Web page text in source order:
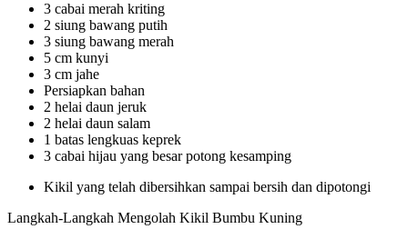
3 cabai merah kriting
2 siung bawang putih
3 siung bawang merah
5 cm kunyi
3 cm jahe
Persiapkan bahan
2 helai daun jeruk
2 helai daun salam
1 batas lengkuas keprek
3 cabai hijau yang besar potong kesamping
Kikil yang telah dibersihkan sampai bersih dan dipotongi
Langkah-Langkah Mengolah Kikil Bumbu Kuning